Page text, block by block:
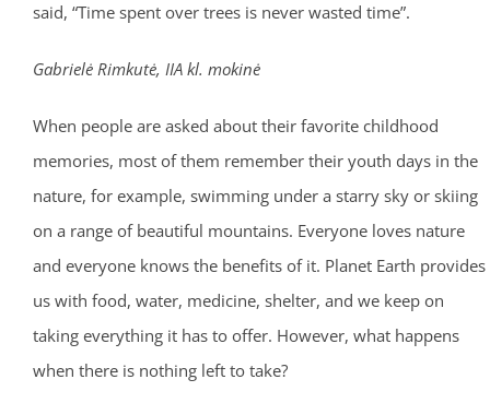
said, “Time spent over trees is never wasted time”.
Gabrielė Rimkutė, IIA kl. mokinė
When people are asked about their favorite childhood
memories, most of them remember their youth days in the
nature, for example, swimming under a starry sky or skiing
on a range of beautiful mountains. Everyone loves nature
and everyone knows the benefits of it. Planet Earth provides
us with food, water, medicine, shelter, and we keep on
taking everything it has to offer. However, what happens
when there is nothing left to take?